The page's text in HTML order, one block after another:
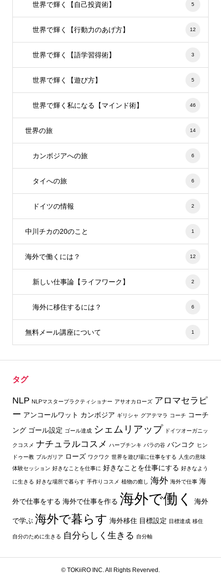
世界で輝く【自己投資術】 5
世界で輝く【行動力のあげ方】 12
世界で輝く【語学習得術】 3
世界で輝く【遊び方】 5
世界で輝く私になる【マインド術】 46
世界の旅 14
カンボジアへの旅 6
タイへの旅 6
ドイツの情報 2
中川チカの20のこと 1
海外で働くには？ 12
新しい仕事論【ライフワーク】 2
海外に移住するには？ 6
無料メール講座について 1
タグ
NLP NLPマスタープラクティショナー アサオカローズ アロマセラピ
ー アンコールワット カンボジア ギリシャ グアテマラ コーチ コーチ
ング ゴール設定 ゴール達成 シェムリアップ ドイツオーガニッ
クコスメ ナチュラルコスメ ハーブチンキ バラの谷 バンコク
ヒン
ドゥー教 ブルガリア ローズ ワクワク 世界を遊び場に仕事をする
人生の意味
体験セッション 好きなことを仕事に 好きなことを仕事にする 好きなよう
に生きる 好きな場所で暮らす 手作りコスメ 植物の癒し 海外 海外で仕事 海
外で仕事をする 海外で仕事を作る 海外で働く 海外
で学ぶ 海外で暮らす 海外移住 目標設定 目標達成 移住
自分のために生きる 自分らしく生きる 自分軸
© TOKiiRO INC. All Rights Reverved.